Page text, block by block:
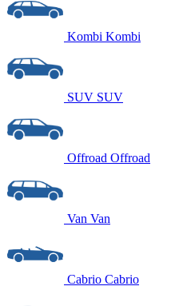
Kombi Kombi
SUV SUV
Offroad Offroad
Van Van
Cabrio Cabrio